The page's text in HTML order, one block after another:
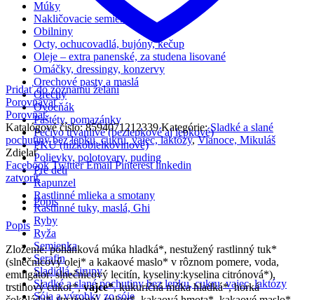
Múky
Nakličovacie semienka
Obilniny
Octy, ochucovadlá, bujóny, kečup
Oleje – extra panenské, za studena lisované
Omáčky, dressingy, konzervy
Orechové pasty a maslá
Orechy
Ovocňák
Paštéty, pomazánky
Pečivo trvanlivé (bezlepkové aj lepkové)
PKU (nízkobielkovinové)
Polievky, polotovary, puding
Pre deti
Rapunzel
Rastlinné mlieka a smotany
Rastlinné tuky, maslá, Ghi
Ryby
Ryža
Semienka
Serafin
Sladidlá, sirupy
Sladké a slané pochutiny bez lepku, cukru, vajec, laktózy
Sója a výrobky zo sóje
Pridať do zoznamu želaní
Porovnávať
Porovnať
Katalógové číslo:8594071212339 Kategórie:Sladké a slané
pochutiny bez lepku, cukru, vajec, laktózy, Vianoce, Mikuláš
Zdielať
Facebook Twitter Email Pinterest linkedin
zatvoriť
Popis
Popis
Zloženie: pohánková múka hladká*, nestužený rastlinný tuk*
(slnečnicový olej* a kakaové maslo* v rôznom pomere, voda,
emulgátor: slnečnicový lecitín, kyseliny:kyselina citrónová*),
trstinový cukor*,vajce*, kukuričná múka hladká*, horká